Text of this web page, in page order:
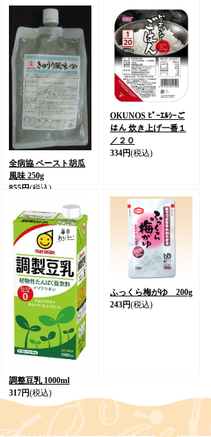
全病協 ペースト胡瓜
風味 250g
855円(税込)
OKUNOS ﾋﾟｰｴﾙｼｰご
はん 炊き上げ一番１
／２０
334円(税込)
調整豆乳 1000ml
317円(税込)
ふっくら梅がゆ 200g
243円(税込)